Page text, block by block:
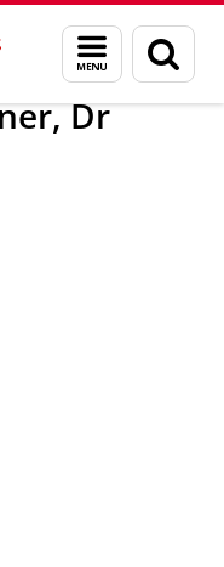
Menu
en
zoeken
Wagner, Dr
Dr